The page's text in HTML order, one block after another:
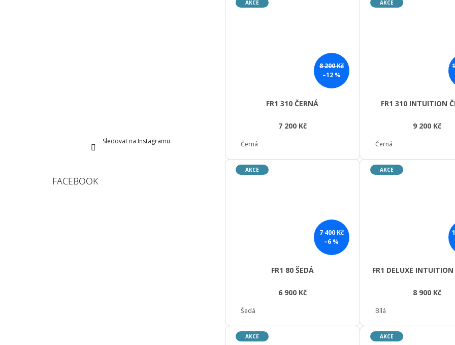
Sledovat na Instagramu
FACEBOOK
8 200 Kč
–12 %
AKCE
FR1 310 ČERNÁ
7 200 Kč
Černá
AKCE
FR1 310 INTUITION
9 200 Kč
Černá
7 400 Kč
–6 %
AKCE
FR1 80 ŠEDÁ
6 900 Kč
Šedá
AKCE
FR1 DELUXE
8 900 Kč
Bílá
AKCE AKCE